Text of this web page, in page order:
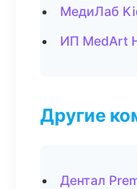
МедиЛаб
ИП MedArt
Другие
Дентал